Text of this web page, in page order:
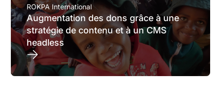
ROKPA International
Augmentation des dons grâce à une
stratégie de contenu et à un CMS
headless